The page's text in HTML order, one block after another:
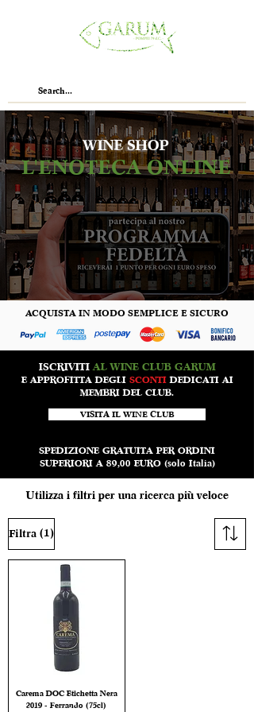
WINE SHOP
L'ENOTECA ONLINE
ACQUISTA IN MODO SEMPLICE E SICURO
ISCRIVITIAL WINE CLUB GARUM
E APPROFITTA DEGLI SCONTIDEDICATI AI
MEMBRI DEL CLUB.
VISITA IL WINE CLUB
SPEDIZIONE GRATUITA PER ORDINI
SUPERIORI A 89,00 EURO (solo Italia)
Utilizza i filtri per una ricerca più veloce
Filtra (1)
Carema DOC Etichetta Nera
2019 - Ferrando (75cl)